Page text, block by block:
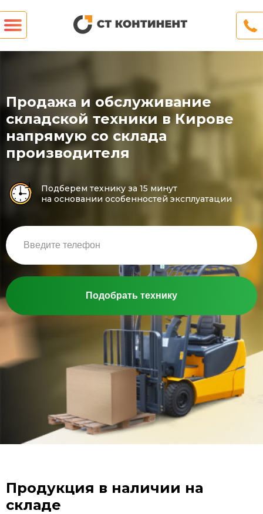
Продажа и обслуживание
складской техники в Кировe
напрямую со склада
производителя
Подберем технику за 15 минут
на основании особенностей эксплуатации
Подобрать технику
Продукция в наличии на
складе